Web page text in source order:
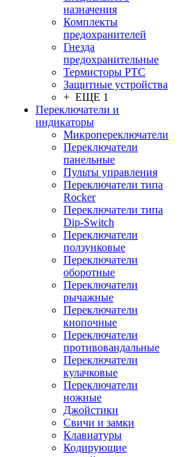
назначения
Комплекты
предохранителей
Гнезда
предохранительные
Термисторы PTC
Защитные устройства
+ ЕЩЕ 1
Переключатели и
индикаторы
Микропереключатели
Переключатели
панельные
Пульты управления
Переключатели типа
Rocker
Переключатели типа
Dip-Switch
Переключатели
ползунковые
Переключатели
оборотные
Переключатели
рычажные
Переключатели
кнопочные
Переключатели
противовандальные
Переключатели
кулачковые
Переключатели
ножные
Джойстики
Свичи и замки
Клавиатуры
Кодирующие